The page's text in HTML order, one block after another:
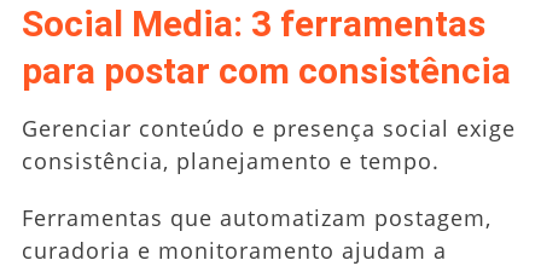
Social Media: 3 ferramentas
para postar com consistência
Gerenciar conteúdo e presença social exige
consistência, planejamento e tempo.
Ferramentas que automatizam postagem,
curadoria e monitoramento ajudam a